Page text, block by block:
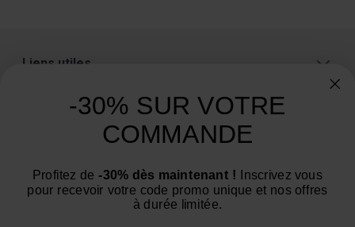
Liens utiles
Nous contacter par email
-30% SUR VOTRE
COMMANDE
Profitez de -30% dès maintenant ! Inscrivez vous
pour recevoir votre code promo unique et nos offres
à durée limitée.